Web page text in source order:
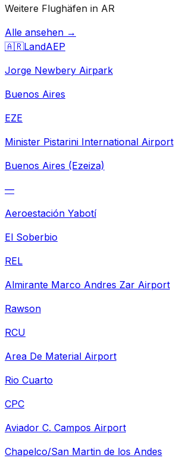
Weitere Flughäfen in AR
Alle ansehen →
🇦🇷LandAEP
Jorge Newbery Airpark
Buenos Aires
EZE
Minister Pistarini International Airport
Buenos Aires (Ezeiza)
—
Aeroestación Yabotí
El Soberbio
REL
Almirante Marco Andres Zar Airport
Rawson
RCU
Area De Material Airport
Rio Cuarto
CPC
Aviador C. Campos Airport
Chapelco/San Martin de los Andes